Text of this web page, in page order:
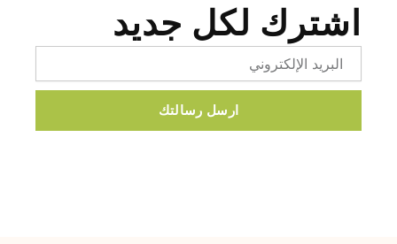
اشترك لكل جديد
ارسل رسالتك